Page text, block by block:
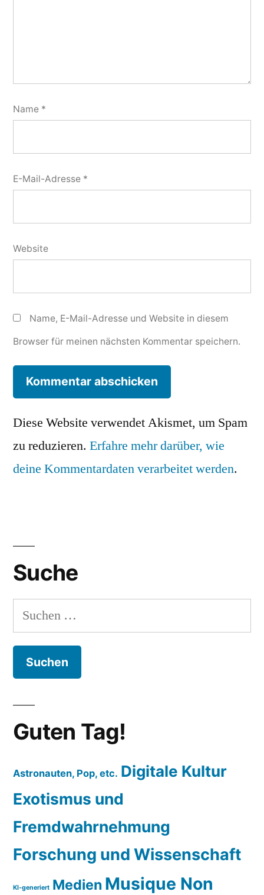
Name *
E-Mail-Adresse *
Website
Name, E-Mail-Adresse und Website in diesem
Browser für meinen nächsten Kommentar speichern.
Diese Website verwendet Akismet, um Spam
zu reduzieren. Erfahre mehr darüber, wie
deine Kommentardaten verarbeitet werden.
Suche
Suchen
nach:
Guten Tag!
Astronauten, Pop, etc. Digitale Kultur
Exotismus und
Fremdwahrnehmung
Forschung und Wissenschaft
KI-generiert Medien Musique Non